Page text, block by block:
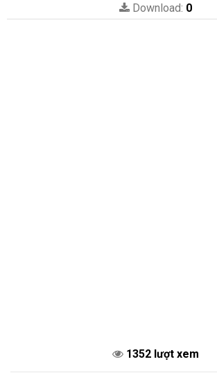
Download: 0
1352 lượt xem